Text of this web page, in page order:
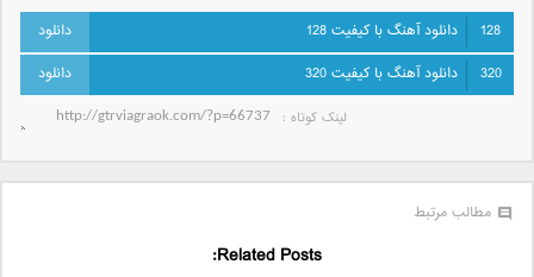
128
دانلود آهنگ با کیفیت 128
320
دانلود آهنگ با کیفیت 320
لینک کوتاه‌ :
مطالب مرتبط
Related Posts: